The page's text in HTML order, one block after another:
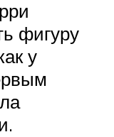
фигуру
у